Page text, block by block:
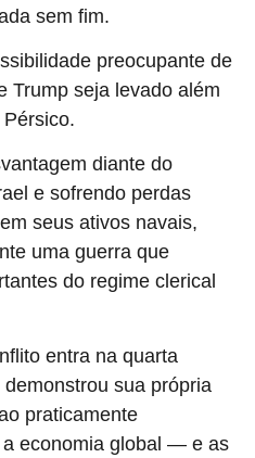
sem fim.
preocupante de
Trump seja levado além
diante do
e sofrendo perdas
seus ativos navais,
uma guerra que
do regime clerical
entra na quarta
sua própria
praticamente
a economia global — e as